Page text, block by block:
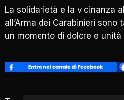
La solidarietà e la vicinanza
all’Arma dei Carabinieri
un momento di dolore e unità